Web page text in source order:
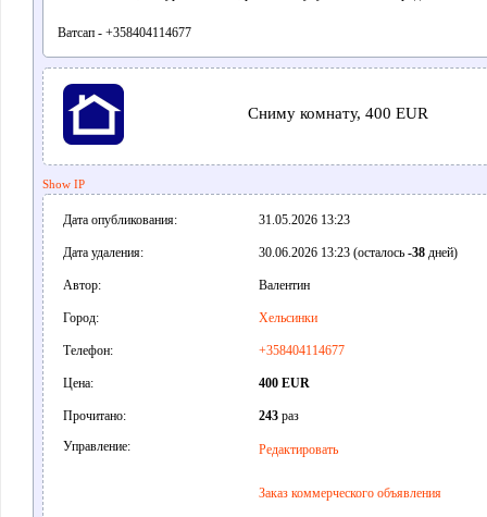
Ватсап - +358404114677
Сниму комнату, 400 EUR
Show IP
Дата опубликования: 31.05.2026 13:23
Дата удаления: 30.06.2026 13:23 (осталось -38дней)
Автор: Валентин
Город: Хельсинки
Телефон: +358404114677
Цена: 400 EUR
Прочитано: 243раз
Управление:
Редактировать
Заказ коммерческого объявления